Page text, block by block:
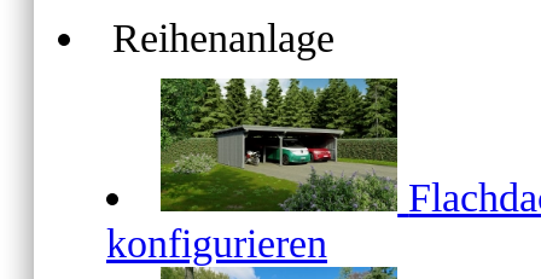
Reihenanlage
konfigurieren